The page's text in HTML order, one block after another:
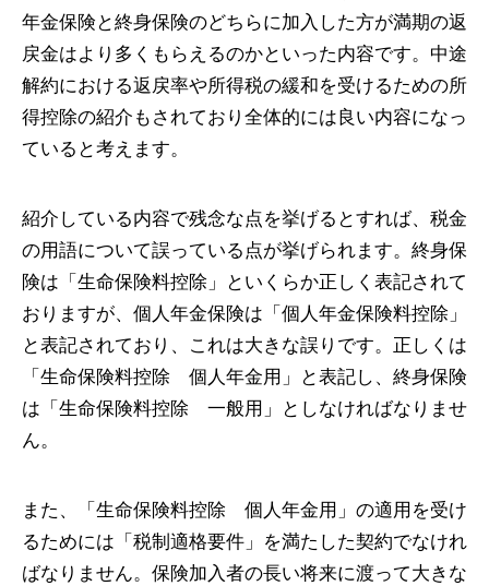
年金保険と終身保険のどちらに加入した方が満期の返
戻金はより多くもらえるのかといった内容です。中途
解約における返戻率や所得税の緩和を受けるための所
得控除の紹介もされており全体的には良い内容になっ
ていると考えます。
紹介している内容で残念な点を挙げるとすれば、税金
の用語について誤っている点が挙げられます。終身保
険は「生命保険料控除」といくらか正しく表記されて
おりますが、個人年金保険は「個人年金保険料控除」
と表記されており、これは大きな誤りです。正しくは
「生命保険料控除 個人年金用」と表記し、終身保険
は「生命保険料控除 一般用」としなければなりませ
ん。
また、「生命保険料控除 個人年金用」の適用を受け
るためには「税制適格要件」を満たした契約でなけれ
ばなりません。保険加入者の長い将来に渡って大きな